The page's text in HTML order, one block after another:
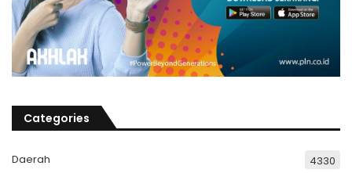
Categories
Daerah 4330